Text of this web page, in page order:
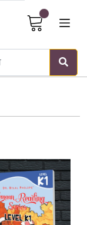
Cart